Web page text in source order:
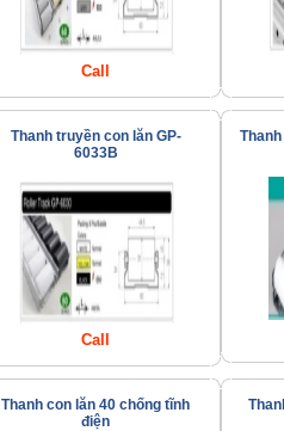
Call
Thanh truyền con lăn GP-
6033B
Call
Thanh con lăn 40 chống tĩnh
điện